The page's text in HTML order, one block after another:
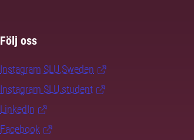
Följ oss
Instagram SLU.Sweden
Instagram SLU.student
LinkedIn
Facebook